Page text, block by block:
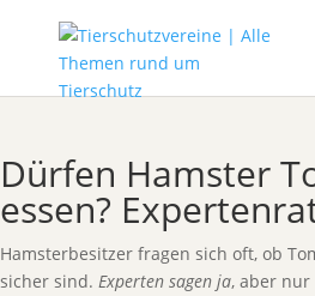
Dürfen Hamster
essen?
Hamsterbesitzer fragen sich oft, ob
sicher sind. Experten sagen ja, aber nur